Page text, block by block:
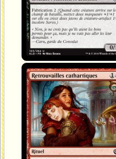
Retrouvailles cathartiques